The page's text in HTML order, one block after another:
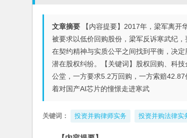
文章摘要 【内容提要】2017年，梁军离开
被要求以低价回购股份，梁军反诉寒武纪
在契约精神与实质公平之间找到平衡，决
潜在股权纠纷。【关键词】股权回购、科
公堂，一方要求5.2万回购，一方索赔
着对国产AI芯片的憧憬走进寒武
关键词： 投资并购律师实务 投资并购法律实